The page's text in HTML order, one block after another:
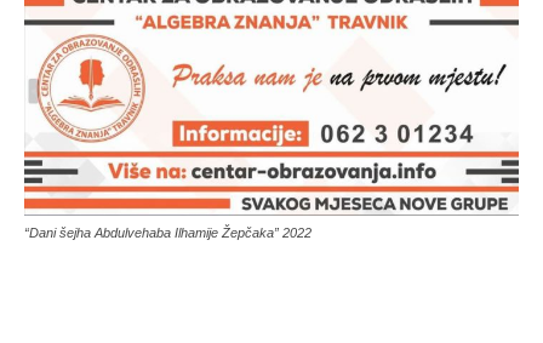
“Dani šejha Abdulvehaba Ilhamije Žepčaka” 2022